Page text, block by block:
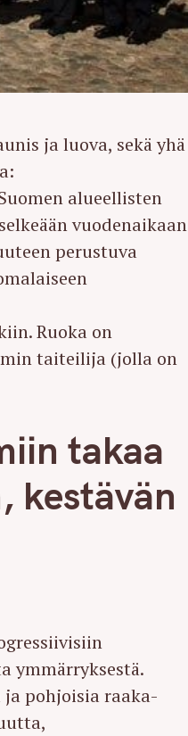
ja luova, sekä yhä
alueellisten
vuodenaikaan
perustuva
Ruoka on
taiteilija (jolla on
takaa
kestävän
ymmärryksestä.
pohjoisia raaka-